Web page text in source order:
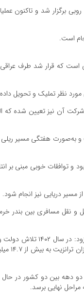
برگزار شد و تاکنون
است.
است که قرار شد طرف
نظر تملیک و تحویل
ریل در کشور عراق برگزار و شرکت آن نیز تعیین شده
و به‌صورت هفتگی مسیر
و توافقات خوبی مبنی بر
مسیر دریایی نیز انجام شود.
و نقل مسافری بین بندر
بذرپاش در ادامه، موضوع دیگر این جلسه را افرایش حجم ترانزیت میان دو کشور
راه، توسعه ترانزیت با کشورهای
دو دهه بین دو کشور در
نهایی برسد.